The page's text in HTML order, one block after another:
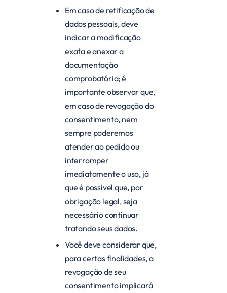
Em caso de retificação de
dados pessoais, deve
indicar a modificação
exata e anexar a
documentação
comprobatória; é
importante observar que,
em caso de revogação do
consentimento, nem
sempre poderemos
atender ao pedido ou
interromper
imediatamente o uso, já
que é possível que, por
obrigação legal, seja
necessário continuar
tratando seus dados.
Você deve considerar que,
para certas finalidades, a
revogação de seu
consentimento implicará